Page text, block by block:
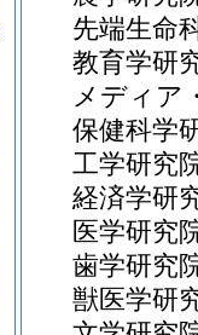
先端生命
教育学研
メディア
保健科学
工学研究
経済学研
医学研究
歯学研究
獣医学研